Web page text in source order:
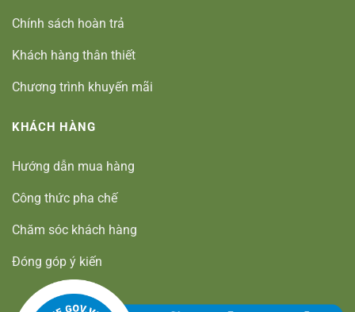
Chính sách hoàn trả
Khách hàng thân thiết
Chương trình khuyến mãi
KHÁCH HÀNG
Hướng dẫn mua hàng
Công thức pha chế
Chăm sóc khách hàng
Đóng góp ý kiến